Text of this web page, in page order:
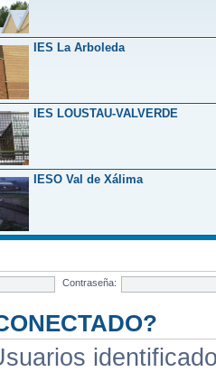
IES La Arboleda
IES LOUSTAU-VALVERDE
IESO Val de Xálima
Contraseña: